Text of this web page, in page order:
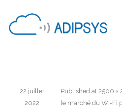
Published
22 juillet
2022
at 2500 ×
le marché du Wi-Fi